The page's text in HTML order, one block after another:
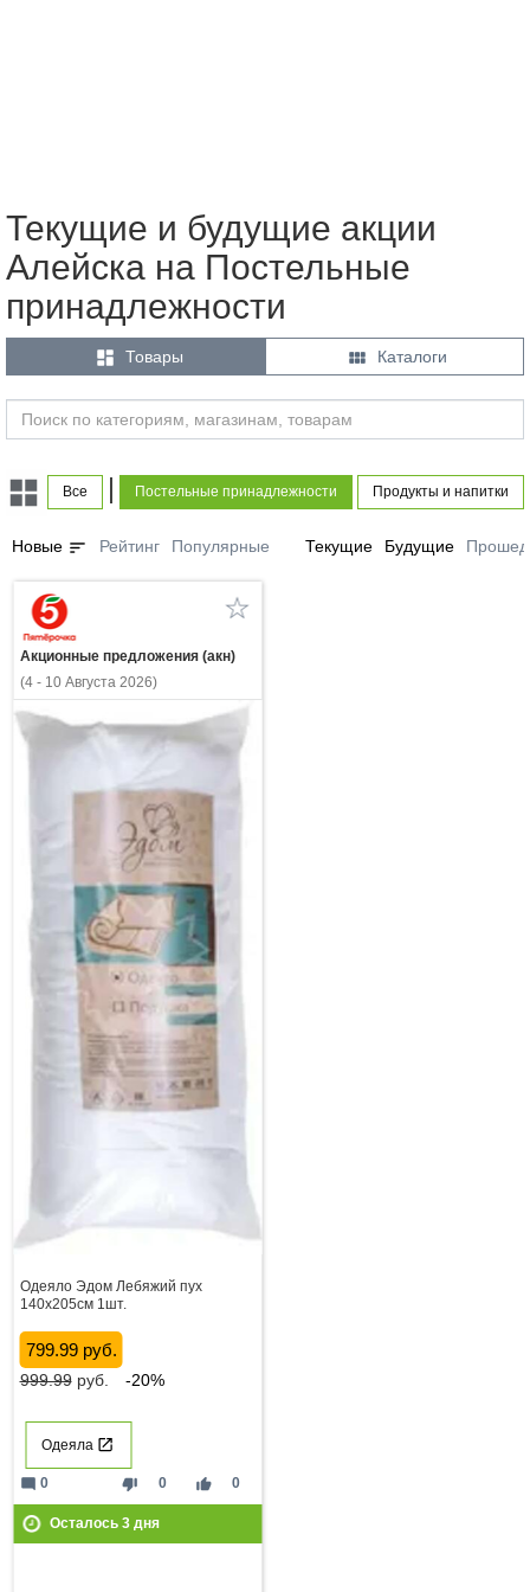
Текущие и будущие акции
Алейска на Постельные
принадлежности
 Товары  Каталоги
Все Постельные принадлежности Продукты и напитки
Новые sort Рейтинг Популярные Текущие Будущие
Акционные предложения (акн)
(4 - 10 Августа 2026)
Одеяло Эдом Лебяжий пух
140х205см 1шт.
799.99 руб.
999.99руб. -20%
Одеяла
thumb_down 0 thumb_up 0
mode_comment 0
Осталось 3дня